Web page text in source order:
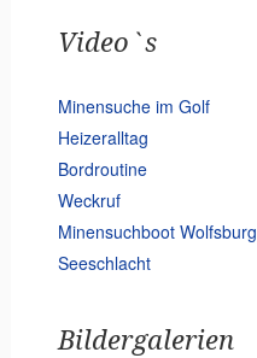
Video`s
Minensuche im Golf
Heizeralltag
Bordroutine
Weckruf
Minensuchboot Wolfsburg
Seeschlacht
Bildergalerien